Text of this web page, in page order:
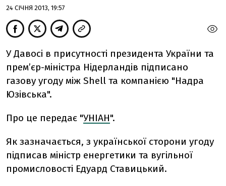
24 СІЧНЯ 2013, 19:57
У Давосі в присутності президента України та
прем’єр-міністра Нідерландів підписано
газову угоду між Shell та компанією "Надра
Юзівська".
Про це передає "УНІАН".
Як зазначається, з української сторони угоду
підписав міністр енергетики та вугільної
промисловості Едуард Ставицький.